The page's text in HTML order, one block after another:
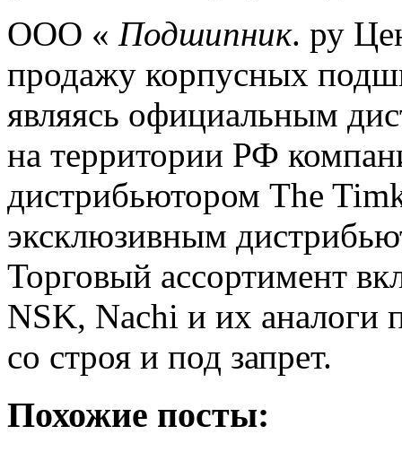
ООО « Подшипник. ру
продажу корпусных
являясь официальным
на территории РФ
дистрибьютором The
эксклюзивным
Торговый ассортимент
NSK, Nachi и их аналоги
со строя и под запрет.
Похожие посты: